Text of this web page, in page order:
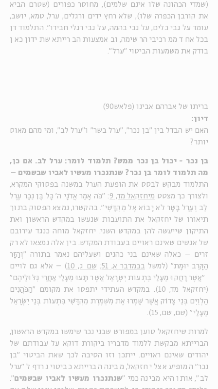
(שמדי הכהונה שלו אינם שלמים), מחוסר כפורים (שטרם הביא
את קורבן הכפרה שלו), שלא רחץ ידים ורגלים, ערל, טמא, יושב,
עומד על גבי כלים, על גבי בהמה, על גבי רגלי חבירו". התלמוד דן
בכל אחד ממרכיבי הרשימה, ובאמצעות הברייתא שתידון כאן
בודק את משמעות הביטוי "ערל".
בריתו של אברהם אבינו (פלאש90)
דיון:
האם יש הבדל בין "בן נכר", "ערל בשר" ו"ערל לב", ומי מהם מאוס
יותר?
בן נכר - יכול בן נכר ממש? תלמוד לומר: ערל לב. אם כן,
מה תלמוד לומר בן נכר? שנתנכרו מעשיו לאביו שבשמים –
התלמוד מבקש לבסס את הופעת הערל במשנה בפסוקי המקרא,
ולצורך כך מצטט מיחזקאל מד, 9
: "כֹּה אָמַר אֲדֹנָי ה' כָּל בֶּן נֵכָר עֶרֶל
לֵב וְעֶרֶל בָּשָׂר לֹא יָבוֹא אֶל מִקְדָּשִׁי". בהקשרו, נמצא הפסוק בתוך
תיאורו של יחזקאל את התועבות שנעשו במקדש הראשון ואת
התיקון שייעשה להן במקדש השני. יחזקאל מוחה כנגד עירובם
של אנשים שאינם ראויים בעבודת המקדש. בין אלה נמצאו לא רק
זרים – כאלה שאינם בני כהנים ושעליהם נאמר בתורה "וְהַזָּר
הַקָּרֵב יוּמָת" (למשל בבמדבר א, 51; שם ג, 10
) – אלא גם לויים
"אֲשֶׁר רָחֲקוּ מֵעָלַי בִּתְעוֹת יִשְׂרָאֵל אֲשֶׁר תָּעוּ מֵעָלַי אַחֲרֵי גִּלּוּלֵיהֶם"
(יחזקאל מד, 10). במקדש העתידי יתפסו את מקומם "הַכֹּהֲנִים
הַלְוִיִּם בְּנֵי צָדוֹק אֲשֶׁר שָׁמְרוּ אֶת מִשְׁמֶרֶת מִקְדָּשִׁי בִּתְעוֹת בְּנֵי יִשְׂרָאֵל
מֵעָלַי" (שם, שם, 15).
למרות שיחזקאל טוען במפורש שבני נכר שימשו במקדש הראשון,
הברייתא מבקשת ללמוד מדבריו ביקורת דוקא על עבודתם של
יהודים שאינם ראויים. ייתכן וזו הסיבה לכך שאת הביטוי "בן
נכר" המופיע אצל יחזקאל, מבינה הברייתא כביטוי נרדף ל"ערל
לב", אותו היא מבינה כמי "שנתנכרו מעשיו לאביו שבשמים".